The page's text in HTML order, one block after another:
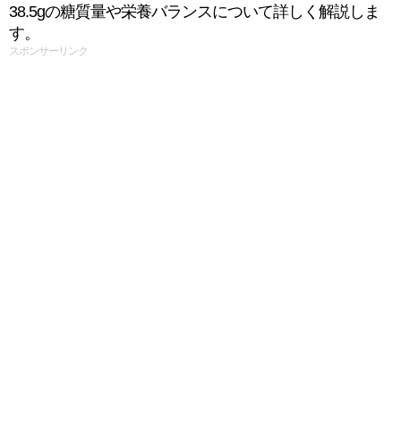
38.5gの糖質量や栄養バランスについて詳しく解説しま
す。
スポンサーリンク